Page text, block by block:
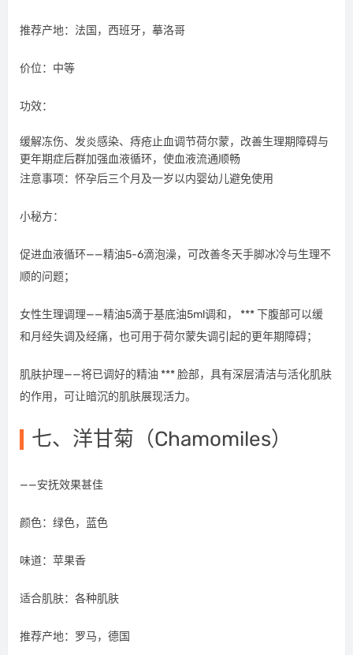
推荐产地：法国，西班牙，摹洛哥
价位：中等
功效：
缓解冻伤、发炎感染、痔疮止血调节荷尔蒙，改善生理期障碍与
更年期症后群加强血液循环，使血液流通顺畅
注意事项：怀孕后三个月及一岁以内婴幼儿避免使用
小秘方：
促进血液循环——精油5-6滴泡澡，可改善冬天手脚冰冷与生理不
顺的问题；
女性生理调理——精油5滴于基底油5ml调和， *** 下腹部可以缓
和月经失调及经痛，也可用于荷尔蒙失调引起的更年期障碍；
肌肤护理——将已调好的精油 *** 脸部，具有深层清洁与活化肌肤
的作用，可让暗沉的肌肤展现活力。
七、洋甘菊（Chamomiles）
——安抚效果甚佳
颜色：绿色，蓝色
味道：苹果香
适合肌肤：各种肌肤
推荐产地：罗马，德国